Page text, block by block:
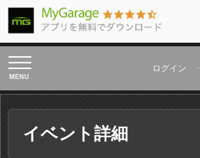
toggle
navigation
ログイン
イベント詳細